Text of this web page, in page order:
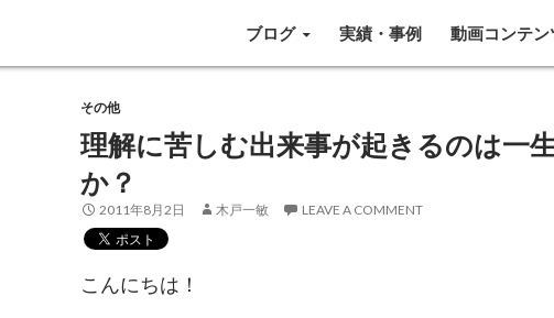
ブログ
実績・事例 動画コンテン
その他
理解に苦しむ出来事が起きるのは一
か？
2011年8月2日 木戸一敏 LEAVE A COMMENT
こんにちは！